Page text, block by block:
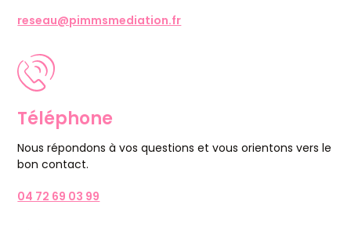
reseau@pimmsmediation.fr
Téléphone
Nous répondons à vos questions et vous orientons vers le
bon contact.
04 72 69 03 99